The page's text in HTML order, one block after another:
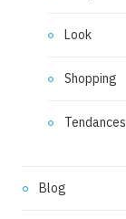
Look
Shopping
Tendances
Blog